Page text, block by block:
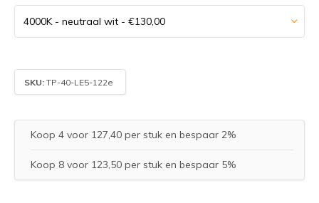
SKU: TP-40-LE5-122e
Koop 4 voor 127,40 per stuk en bespaar 2%
Koop 8 voor 123,50 per stuk en bespaar 5%